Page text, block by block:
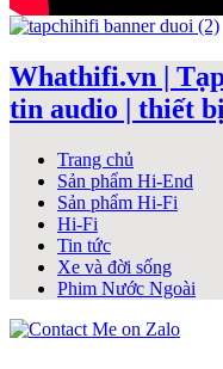
Whathifi.vn |
tin audio | thiết
Trang chủ
Sản phẩm Hi-End
Sản phẩm Hi-Fi
Hi-Fi
Tin tức
Xe và đời sống
Phim Nước Ngoài